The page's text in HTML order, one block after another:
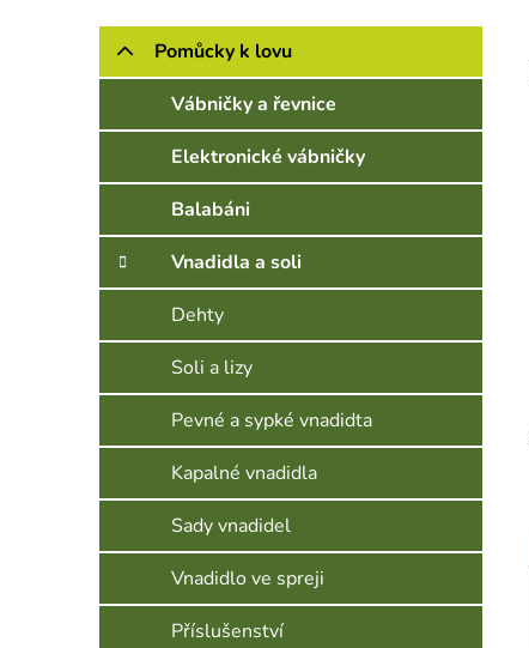
Postranní panel
Přeskočit kategorie
KategoriePomůcky k lovu
Vábničky a řevnice
Elektronické vábničky
Balabáni
Vnadidla a soli
Dehty
Soli a lizy
Pevné a sypké vnadidta
Kapalné vnadidla
Sady vnadidel
Vnadidlo ve spreji
Příslušenství